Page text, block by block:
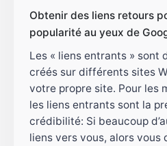
Obtenir des liens retours
popularité au yeux de
Les « liens entrants » sont
créés sur différents sites
votre propre site. Pour les
les liens entrants sont la
crédibilité: Si beaucoup
liens vers vous, alors vous